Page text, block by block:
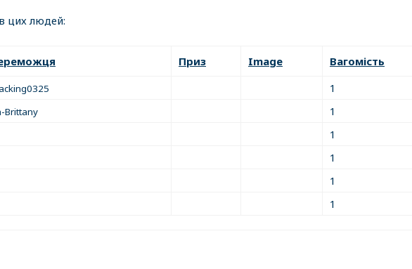
цих людей:
Приз Image Вагомість
1
Brittany 1
1
1
1
1